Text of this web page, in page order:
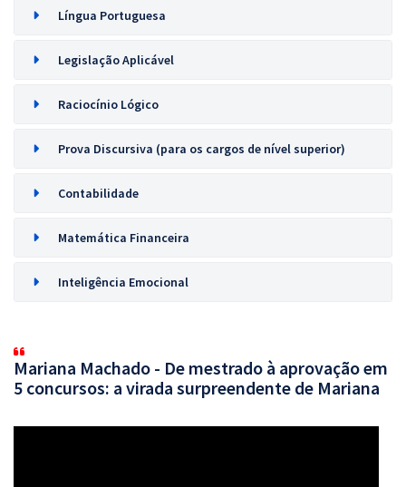
Língua Portuguesa
Legislação Aplicável
Raciocínio Lógico
Prova Discursiva (para os cargos de nível superior)
Contabilidade
Matemática Financeira
Inteligência Emocional
Mariana Machado - De mestrado à aprovação em
5 concursos: a virada surpreendente de Mariana